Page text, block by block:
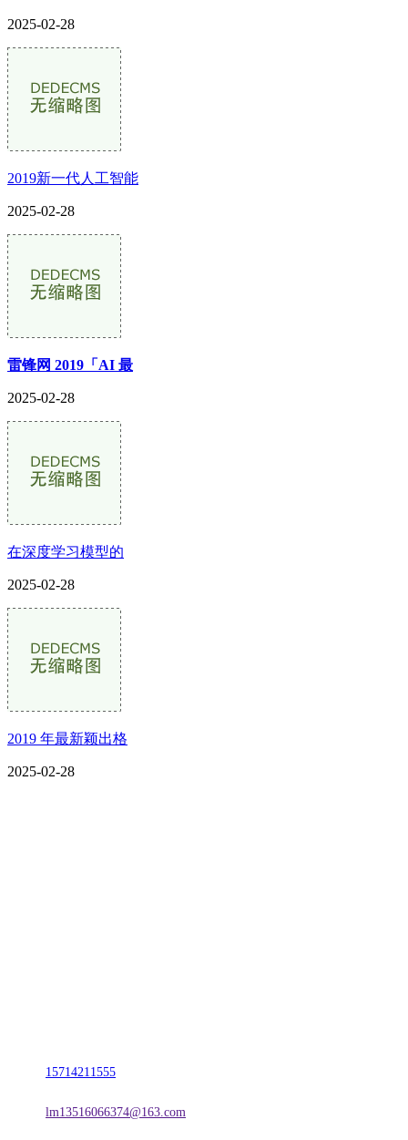
2025-02-28
2019新一代人工智能
2025-02-28
雷锋网 2019「AI 最
2025-02-28
在深度学习模型的
2025-02-28
2019 年最新颖出格
2025-02-28
15714211555
lm13516066374@163.com